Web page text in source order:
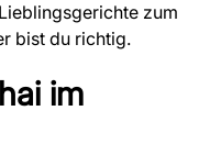
zum
bist du richtig.
im